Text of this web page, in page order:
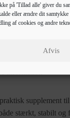
på 'Tillad alle' giver du
eller ændre dit samtykke
af cookies og andre
Afvis
supplement
stærkt, stabilt og